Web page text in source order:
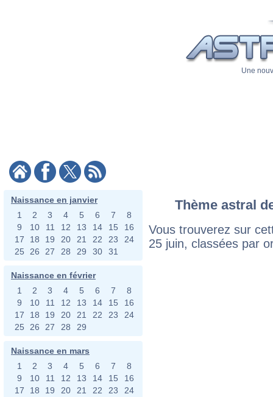
Une
Naissance en janvier
1
2 3 4 5 6 7
8
9
10 11 12 13 14 15
16
17
18 19 20 21 22 23
24
25
26 27 28 29 30 31
Naissance en février
1
2 3 4 5 6 7
8
9
10 11 12 13 14 15
16
17
18 19 20 21 22 23
24
25
26 27 28 29
Naissance en mars
1
2 3 4 5 6 7
8
9
10 11 12 13 14 15
16
17
18 19 20 21 22 23
24
Thème astral
Vous trouverez sur
25 juin, classées par